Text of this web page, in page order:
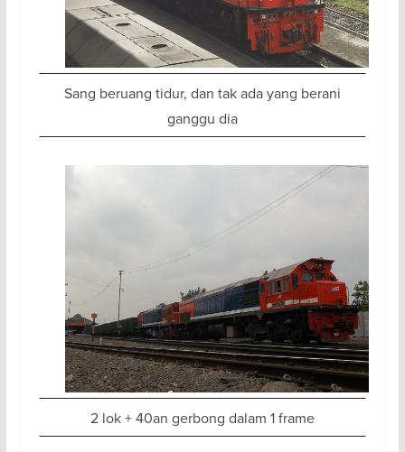
Sang beruang tidur, dan tak ada yang berani
ganggu dia
2 lok + 40an gerbong dalam 1 frame